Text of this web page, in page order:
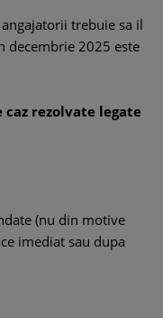
trebuie sa il
decembrie 2025 este
rezolvate legate
(nu din motive
imediat sau dupa